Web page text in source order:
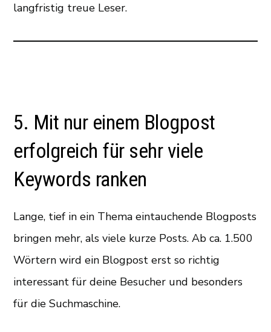
langfristig treue Leser.
5. Mit nur einem Blogpost
erfolgreich für sehr viele
Keywords ranken
Lange, tief in ein Thema eintauchende Blogposts
bringen mehr, als viele kurze Posts. Ab ca. 1.500
Wörtern wird ein Blogpost erst so richtig
interessant für deine Besucher und besonders
für die Suchmaschine.